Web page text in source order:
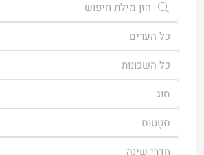
כל הערים
כל השכונות
סוּג
סטָטוּס
חדרי שינה